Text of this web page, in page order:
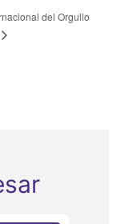
del Orgullo